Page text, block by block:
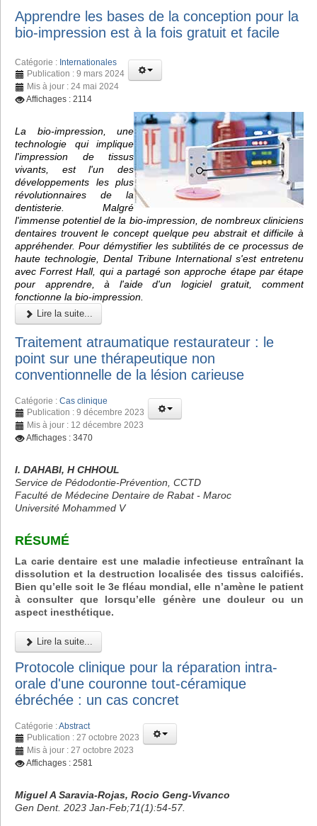
Apprendre les bases de la conception pour la
bio-impression est à la fois gratuit et facile
Catégorie : Internationales
Publication : 9 mars 2024
Mis à jour : 24 mai 2024
Affichages : 2114
La bio-impression, une
technologie qui implique
l'impression de tissus
vivants, est l'un des
développements les plus
révolutionnaires de la
dentisterie. Malgré
l'immense potentiel de la bio-impression, de nombreux cliniciens
dentaires trouvent le concept quelque peu abstrait et difficile à
appréhender. Pour démystifier les subtilités de ce processus de
haute technologie, Dental Tribune International s'est entretenu
avec Forrest Hall, qui a partagé son approche étape par étape
pour apprendre, à l'aide d'un logiciel gratuit, comment
fonctionne la bio-impression.
Lire la suite...
Traitement atraumatique restaurateur : le
point sur une thérapeutique non
conventionnelle de la lésion carieuse
Catégorie : Cas clinique
Publication : 9 décembre 2023
Mis à jour : 12 décembre 2023
Affichages : 3470
I. DAHABI, H CHHOUL
Service de Pédodontie-Prévention, CCTD
Faculté de Médecine Dentaire de Rabat - Maroc
Université Mohammed V
RÉSUMÉ
La carie dentaire est une maladie infectieuse entraînant la
dissolution et la destruction localisée des tissus calcifiés.
Bien qu’elle soit le 3e fléau mondial, elle n’amène le patient
à consulter que lorsqu’elle génère une douleur ou un
aspect inesthétique.
Lire la suite...
Protocole clinique pour la réparation intra-
orale d'une couronne tout-céramique
ébréchée : un cas concret
Catégorie :Abstract
Publication : 27 octobre 2023
Mis à jour : 27 octobre 2023
Affichages : 2581
Miguel A Saravia-Rojas, Rocio Geng-Vivanco
Gen Dent. 2023 Jan-Feb;71(1):54-57.